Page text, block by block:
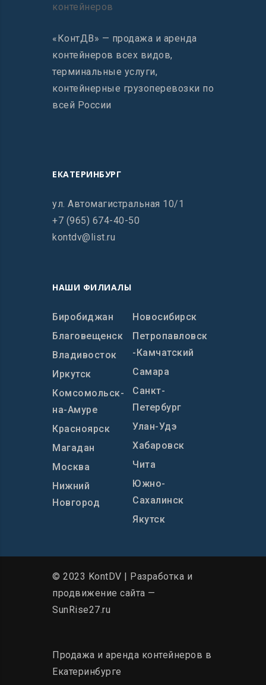
«КонтДВ» — продажа и аренда
контейнеров всех видов,
терминальные услуги,
контейнерные грузоперевозки по
всей России
ЕКАТЕРИНБУРГ
ул. Автомагистральная 10/1
+7 (965) 674-40-50
kontdv@list.ru
НАШИ ФИЛИАЛЫ
Биробиджан
Благовещенск
Владивосток
Иркутск
Комсомольск-
на-Амуре
Красноярск
Магадан
Москва
Нижний
Новгород
Новосибирск
Петропавловск
-Камчатский
Самара
Санкт-
Петербург
Улан-Удэ
Хабаровск
Чита
Южно-
Сахалинск
Якутск
© 2023 KontDV | Разработка и
продвижение сайта —
SunRise27.ru
Продажа и аренда контейнеров в
Екатеринбурге